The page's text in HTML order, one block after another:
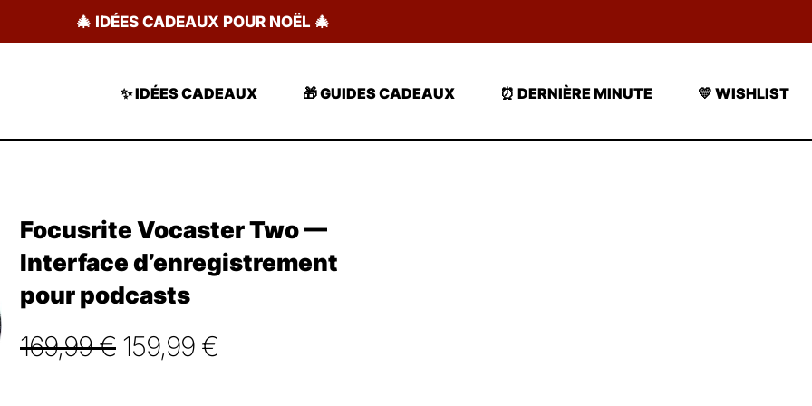
🎄 IDÉES CADEAUX POUR NOËL 🎄
✨ IDÉES CADEAUX 🎁 GUIDES CADEAUX ⏰ DERNIÈRE MINUTE 💛 WISHLIST
Focusrite Vocaster Two —
Interface d’enregistrement
pour podcasts
169,99€ Le
159,99 €